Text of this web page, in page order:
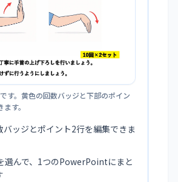
す。黄色の回数バッジと下部のポイン
す。
バッジとポイント2行を編集できま
選んで、1つのPowerPointにまと